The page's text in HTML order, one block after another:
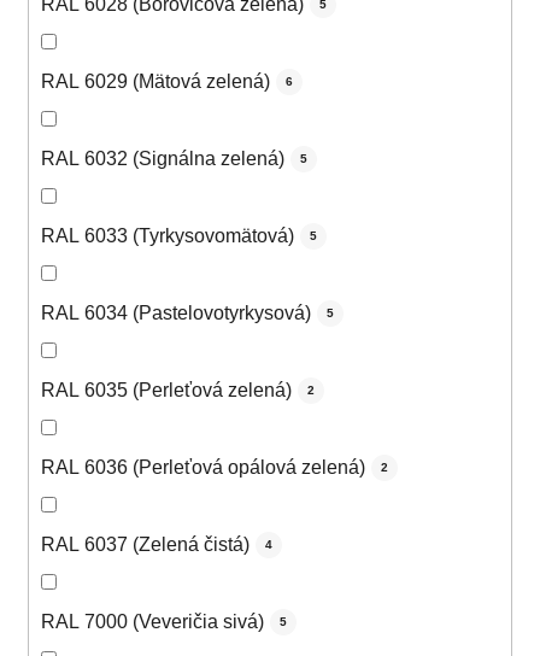
RAL 6028 (Borovicová zelená) 5
RAL 6029 (Mätová zelená) 6
RAL 6032 (Signálna zelená) 5
RAL 6033 (Tyrkysovomätová) 5
RAL 6034 (Pastelovotyrkysová) 5
RAL 6035 (Perleťová zelená) 2
RAL 6036 (Perleťová opálová zelená) 2
RAL 6037 (Zelená čistá) 4
RAL 7000 (Veveričia sivá) 5